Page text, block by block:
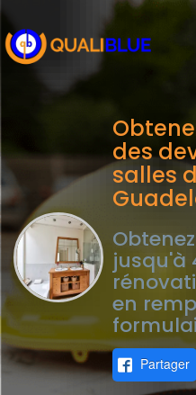
des
salles
jusqu'à
en
Partager